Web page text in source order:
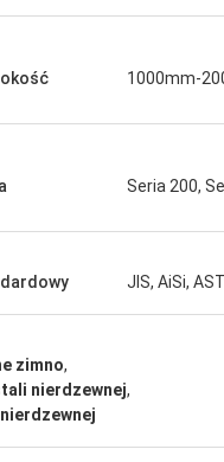
1000mm-
Seria 200,
JIS, AiSi,
zimno,
nierdzewnej,